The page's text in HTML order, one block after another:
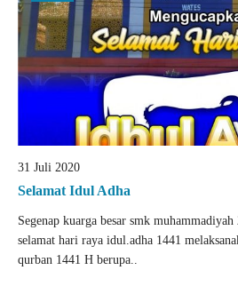
31 Juli 2020
Selamat Idul Adha
Segenap kuarga besar smk
selamat hari raya idul.adha 1441
qurban 1441 H berupa..